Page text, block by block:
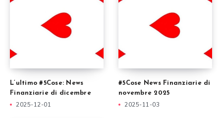
L’ultimo #5Cose: News
Finanziarie di dicembre
2025-12-01
#5Cose News Finanziarie di
novembre 2025
2025-11-03